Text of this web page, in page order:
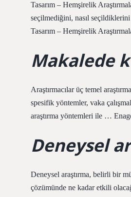
Tasarım – Hemşirelik
seçilmediğini, nasıl seçildiklerini
Tasarım – Hemşirelik
Makalede
Araştırmacılar üç temel
spesifik yöntemler, vaka
araştırma yöntemleri ile …
Deneysel
Deneysel araştırma, belirli bir
çözümünde ne kadar etkili